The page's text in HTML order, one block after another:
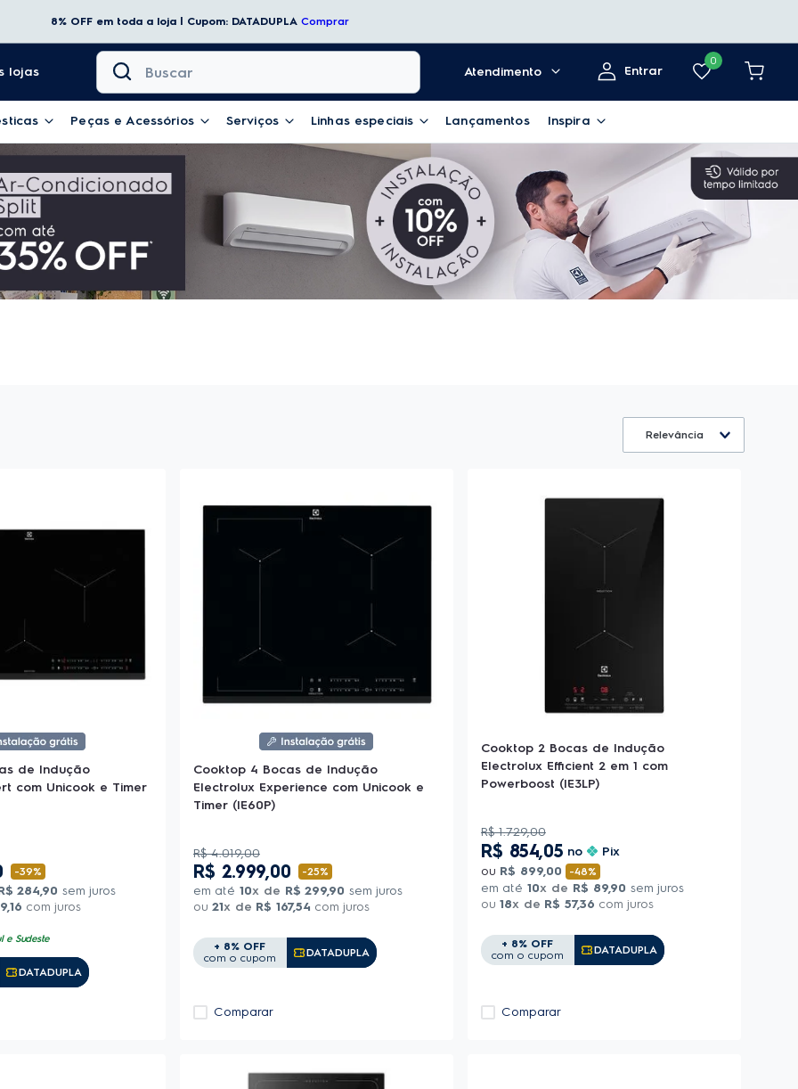
8% OFF em toda a loja | Cupom: DATADUPLA Comprar
lojas
Buscar
Atendimento
Entrar
0
Peças e Acessórios Serviços Linhas especiais Lançamentos Inspira
Relevância
de Indução
com Unicook e Timer
-39%
284,90 sem juros
,16 com juros
e Sudeste
DATADUPLA
Copiar Cupom
Cooktop 4 Bocas de Indução
Electrolux Experience com Unicook e
Timer (IE60P)
R$ 4.019,00
R$ 2.999,00 -25%
em até 10x de R$ 299,90 sem juros
ou 21x de R$ 167,54 com juros
+ 8% OFF
com o cupom
DATADUPLA
Copiar Cupom
Comparar
Cooktop 2 Bocas de Indução
Electrolux Efficient 2 em 1 com
Powerboost (IE3LP)
R$ 1.729,00
R$ 854,05 no
Pix
ou R$ 899,00 -48%
em até 10x de R$ 89,90 sem juros
ou 18x de R$ 57,36 com juros
+ 8% OFF
com o cupom
DATADUPLA
Copiar Cupom
Comparar